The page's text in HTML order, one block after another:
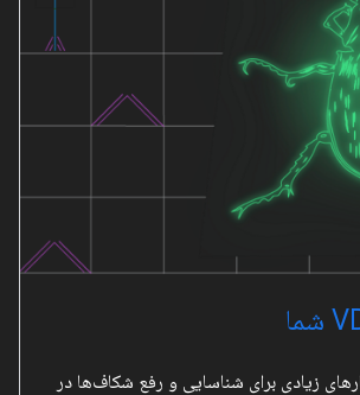
زیادی برای شناسایی و رفع شکاف‌ها در